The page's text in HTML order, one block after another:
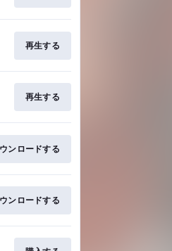
再生する
再生する
ンロードする
ンロードする